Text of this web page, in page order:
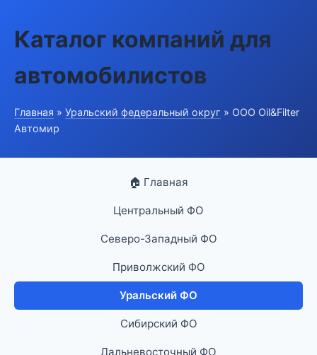
Каталог компаний для
автомобилистов
Главная » Уральский федеральный округ » ООО Oil&Filter
Автомир
🏠 Главная
Центральный ФО
Северо-Западный ФО
Приволжский ФО
Уральский ФО
Сибирский ФО
Дальневосточный ФО